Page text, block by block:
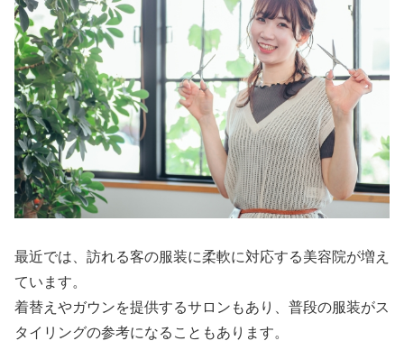
最近では、訪れる客の服装に柔軟に対応する美容院が増え
ています。
着替えやガウンを提供するサロンもあり、普段の服装がス
タイリングの参考になることもあります。